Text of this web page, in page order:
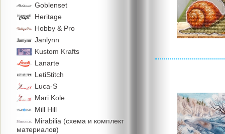
Goblenset
Heritage
Hobby & Pro
Janlynn
Kustom Krafts
Lanarte
LetiStitch
Luca-S
Mari Kole
Mill Hill
Mirabilia (схема и комплект
материалов)